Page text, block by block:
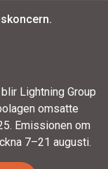
Lightning Group
omsatte
Emissionen om
7–21 augusti.